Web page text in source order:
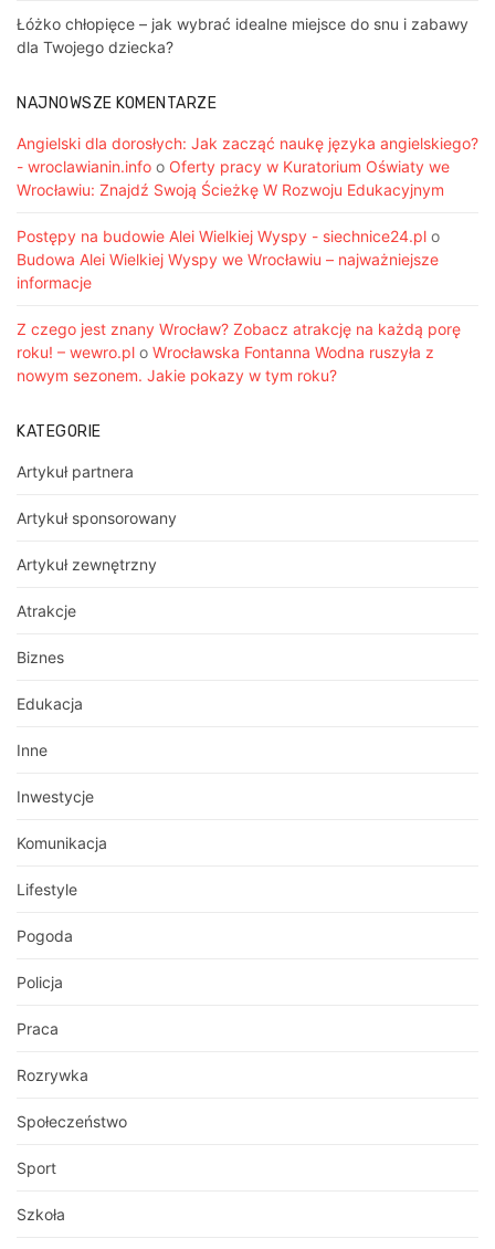
Łóżko chłopięce – jak wybrać idealne miejsce do snu i zabawy
dla Twojego dziecka?
NAJNOWSZE KOMENTARZE
Angielski dla dorosłych: Jak zacząć naukę języka angielskiego?
- wroclawianin.info o Oferty pracy w Kuratorium Oświaty we
Wrocławiu: Znajdź Swoją Ścieżkę W Rozwoju Edukacyjnym
Postępy na budowie Alei Wielkiej Wyspy - siechnice24.pl o
Budowa Alei Wielkiej Wyspy we Wrocławiu – najważniejsze
informacje
Z czego jest znany Wrocław? Zobacz atrakcję na każdą porę
roku! – wewro.pl o Wrocławska Fontanna Wodna ruszyła z
nowym sezonem. Jakie pokazy w tym roku?
KATEGORIE
Artykuł partnera
Artykuł sponsorowany
Artykuł zewnętrzny
Atrakcje
Biznes
Edukacja
Inne
Inwestycje
Komunikacja
Lifestyle
Pogoda
Policja
Praca
Rozrywka
Społeczeństwo
Sport
Szkoła